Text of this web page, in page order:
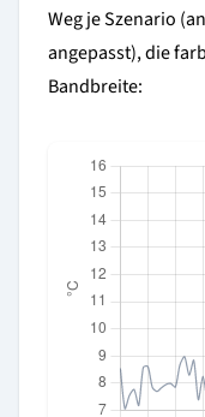
Weg je Szenario
angepasst), die
Bandbreite: